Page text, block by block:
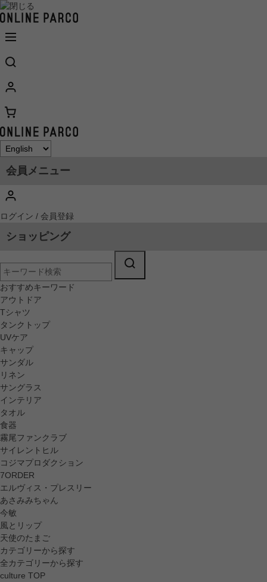
会員メニュー
ログイン / 会員登録
ショッピング
おすすめキーワード
アウトドア
Tシャツ
タンクトップ
UVケア
キャップ
サンダル
リネン
サングラス
インテリア
タオル
食器
霧尾ファンクラブ
サイレントヒル
コジマプロダクション
7ORDER
エルヴィス・プレスリー
あさみみちゃん
今敏
風とリップ
天使のたまご
カテゴリーから探す
全カテゴリーから探す
culture TOP